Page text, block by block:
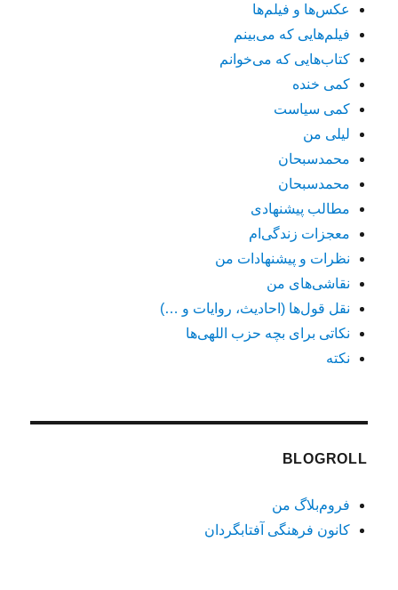
عکس‌ها و فیلم‌ها
فیلم‌هایی که می‌بینم
کتاب‌هایی که می‌خوانم
کمی خنده
کمی سیاست
لیلی من
محمدسبحان
محمدسبحان
مطالب پیشنهادی
معجزات زندگی‌ام
نظرات و پیشنهادات من
نقاشی‌های من
نقل قول‌ها (احادیث، روایات و …)
نکاتی برای بچه حزب اللهی‌ها
نکته
BLOGROLL
فروم‌بلاگ من
کانون فرهنگی آفتابگردان